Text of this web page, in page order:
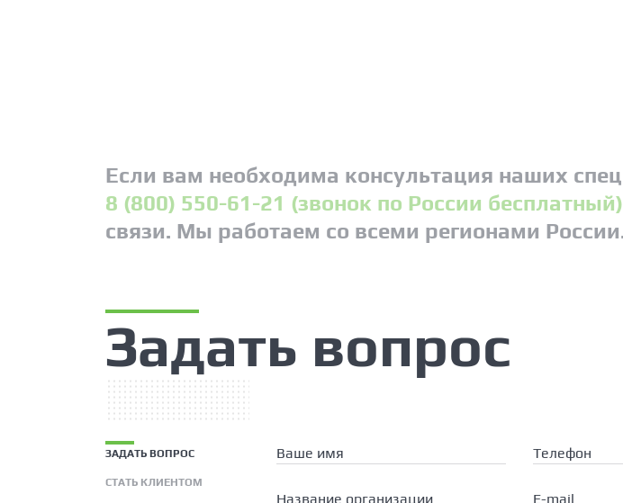
Если вам необходима консультация наших
8 (800) 550-61-21 (звонок по России бесплатный)
связи. Мы работаем со всеми регионами
Задать вопрос
ЗАДАТЬ ВОПРОС
СТАТЬ КЛИЕНТОМ
Ваше имя Телефон
Название организации E-mail